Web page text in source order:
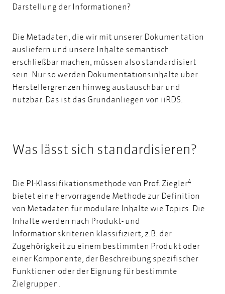
Darstellung der Informationen?
Die Metadaten, die wir mit unserer Dokumentation
ausliefern und unsere Inhalte semantisch
erschließbar machen, müssen also standardisiert
sein. Nur so werden Dokumentationsinhalte über
Herstellergrenzen hinweg austauschbar und
nutzbar. Das ist das Grundanliegen von iiRDS.
Was lässt sich standardisieren?
Die PI-Klassifikationsmethode von Prof. Ziegler4
bietet eine hervorragende Methode zur Definition
von Metadaten für modulare Inhalte wie Topics. Die
Inhalte werden nach Produkt- und
Informationskriterien klassifiziert, z.B. der
Zugehörigkeit zu einem bestimmten Produkt oder
einer Komponente, der Beschreibung spezifischer
Funktionen oder der Eignung für bestimmte
Zielgruppen.